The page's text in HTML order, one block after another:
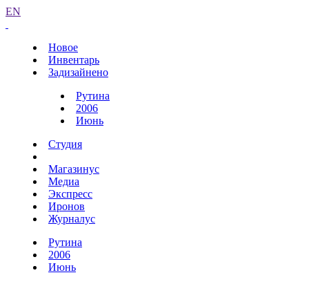
EN
Новое
Инвентарь
Задизайнено
Рутина
2006
Июнь
Студия
Магазинус
Медиа
Экспресс
Иронов
Журналус
Рутина
2006
Июнь